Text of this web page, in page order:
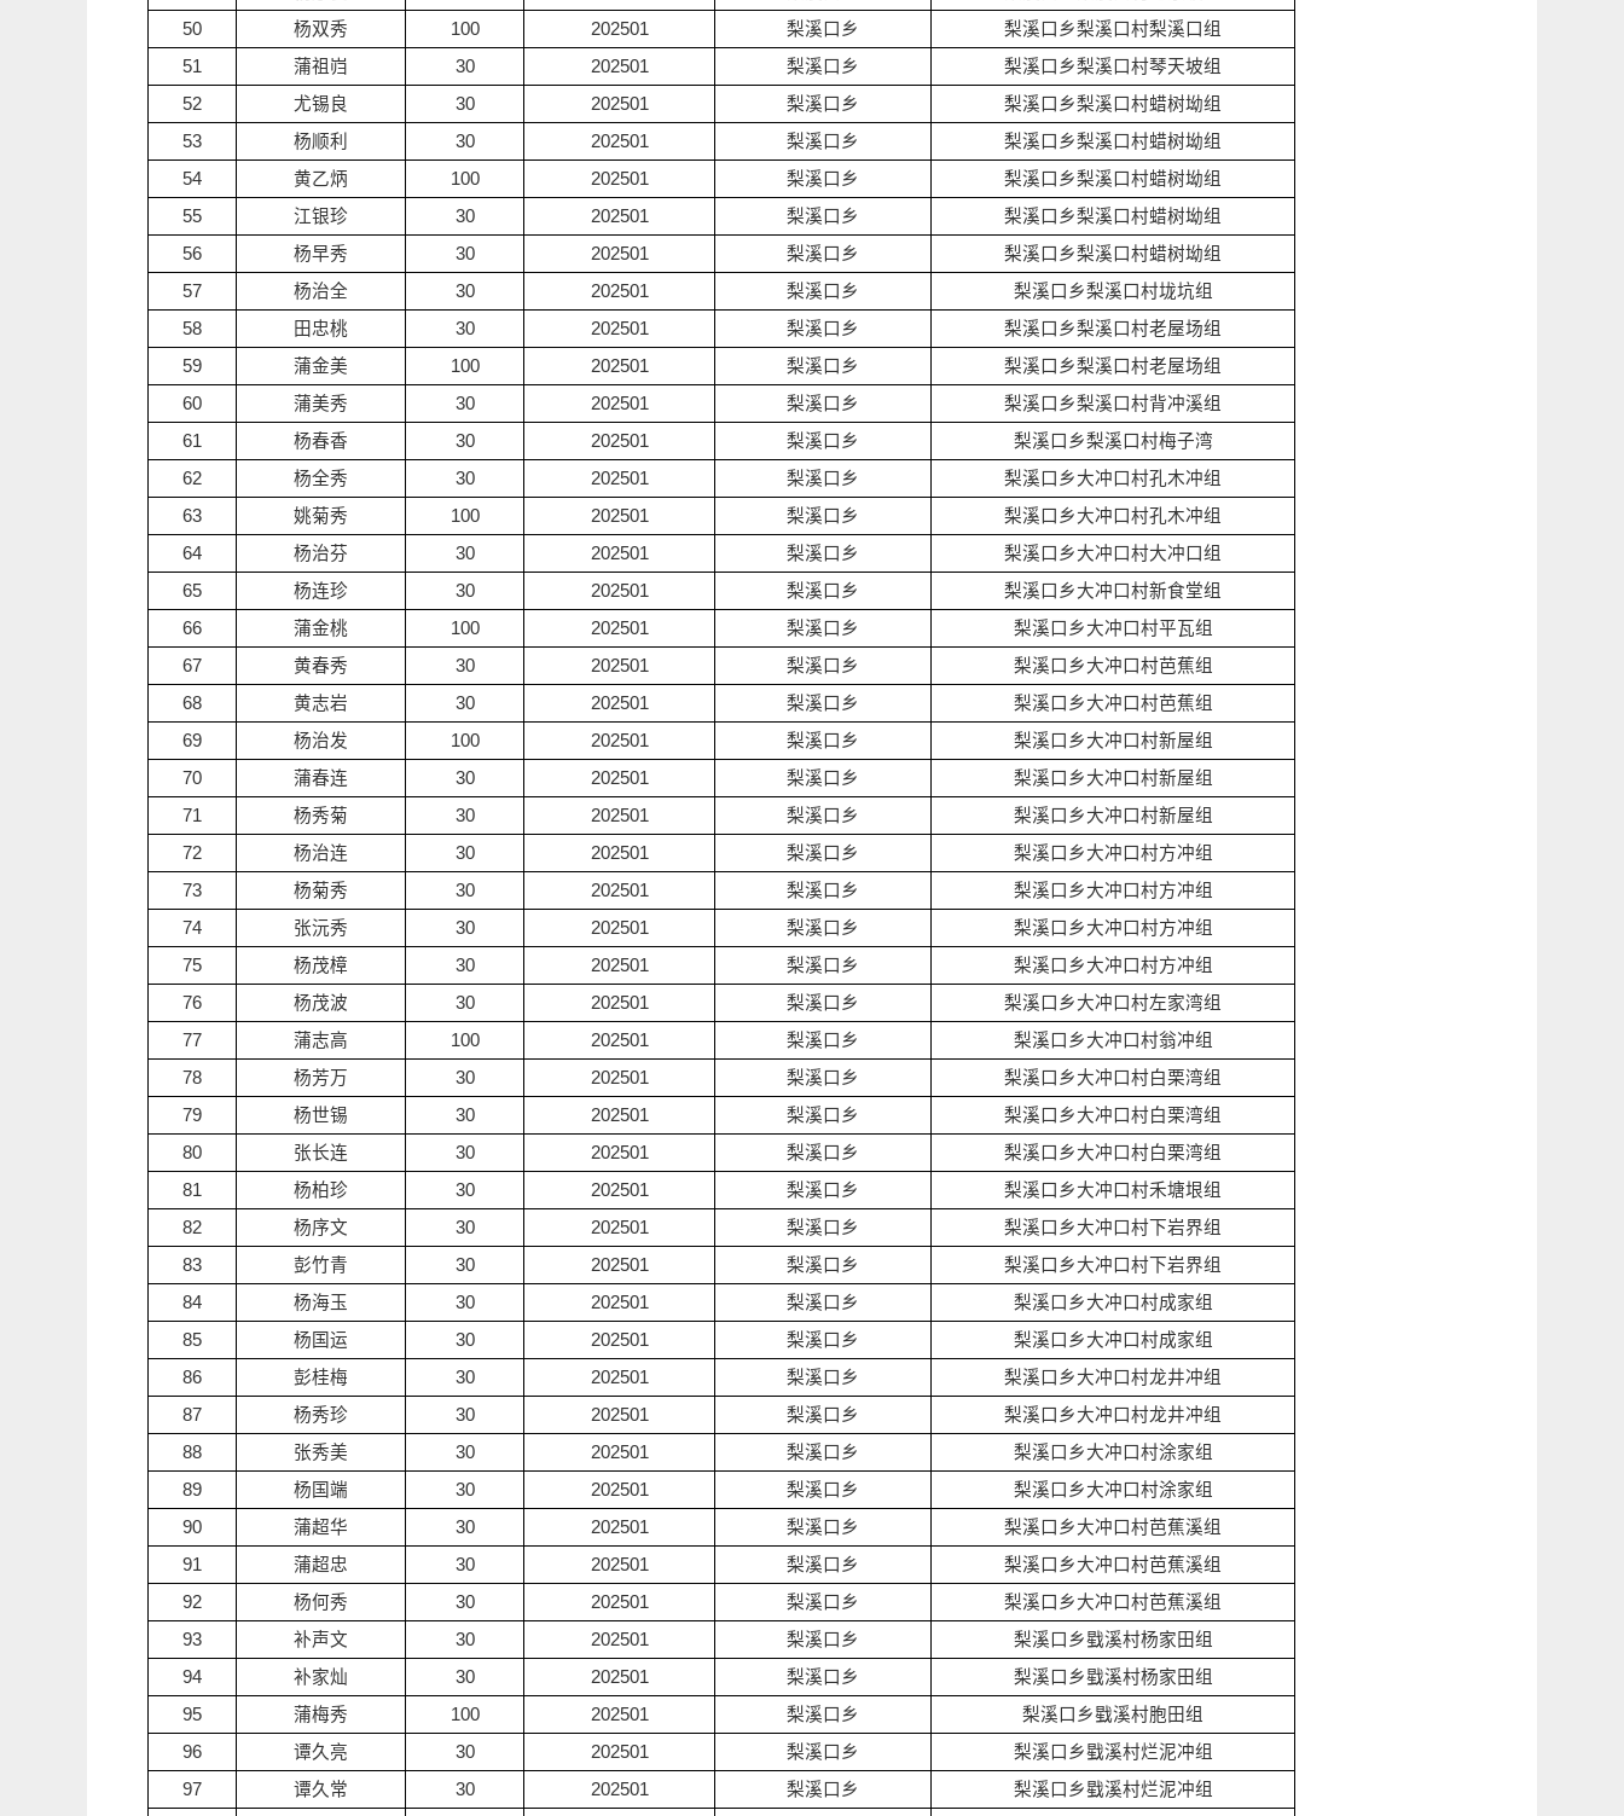
50
杨双秀 100 202501 梨溪口乡
梨溪口乡梨溪口村梨溪口组
51
蒲祖岿 30 202501 梨溪口乡
梨溪口乡梨溪口村琴天坡组
52
尤锡良 30 202501 梨溪口乡
梨溪口乡梨溪口村蜡树坳组
53
杨顺利 30 202501 梨溪口乡
梨溪口乡梨溪口村蜡树坳组
54
黄乙炳 100 202501 梨溪口乡
梨溪口乡梨溪口村蜡树坳组
55
江银珍 30 202501 梨溪口乡
梨溪口乡梨溪口村蜡树坳组
56
杨早秀 30 202501 梨溪口乡
梨溪口乡梨溪口村蜡树坳组
57
杨治全 30 202501 梨溪口乡
梨溪口乡梨溪口村垅坑组
58
田忠桃 30 202501 梨溪口乡
梨溪口乡梨溪口村老屋场组
59
蒲金美 100 202501 梨溪口乡
梨溪口乡梨溪口村老屋场组
60
蒲美秀 30 202501 梨溪口乡
梨溪口乡梨溪口村背冲溪组
61
杨春香 30 202501 梨溪口乡
梨溪口乡梨溪口村梅子湾
62
杨全秀 30 202501 梨溪口乡
梨溪口乡大冲口村孔木冲组
63
姚菊秀 100 202501 梨溪口乡
梨溪口乡大冲口村孔木冲组
64
杨治芬 30 202501 梨溪口乡
梨溪口乡大冲口村大冲口组
65
杨连珍 30 202501 梨溪口乡
梨溪口乡大冲口村新食堂组
66
蒲金桃 100 202501 梨溪口乡
梨溪口乡大冲口村平瓦组
67
黄春秀 30 202501 梨溪口乡
梨溪口乡大冲口村芭蕉组
68
黄志岩 30 202501 梨溪口乡
梨溪口乡大冲口村芭蕉组
69
杨治发 100 202501 梨溪口乡
梨溪口乡大冲口村新屋组
70
蒲春连 30 202501 梨溪口乡
梨溪口乡大冲口村新屋组
71
杨秀菊 30 202501 梨溪口乡
梨溪口乡大冲口村新屋组
72
杨治连 30 202501 梨溪口乡
梨溪口乡大冲口村方冲组
73
杨菊秀 30 202501 梨溪口乡
梨溪口乡大冲口村方冲组
74
张沅秀 30 202501 梨溪口乡
梨溪口乡大冲口村方冲组
75
杨茂樟 30 202501 梨溪口乡
梨溪口乡大冲口村方冲组
76
杨茂波 30 202501 梨溪口乡
梨溪口乡大冲口村左家湾组
77
蒲志高 100 202501 梨溪口乡
梨溪口乡大冲口村翁冲组
78
杨芳万 30 202501 梨溪口乡
梨溪口乡大冲口村白栗湾组
79
杨世锡 30 202501 梨溪口乡
梨溪口乡大冲口村白栗湾组
80
张长连 30 202501 梨溪口乡
梨溪口乡大冲口村白栗湾组
81
杨柏珍 30 202501 梨溪口乡
梨溪口乡大冲口村禾塘垠组
82
杨序文 30 202501 梨溪口乡
梨溪口乡大冲口村下岩界组
83
彭竹青 30 202501 梨溪口乡
梨溪口乡大冲口村下岩界组
84
杨海玉 30 202501 梨溪口乡
梨溪口乡大冲口村成家组
85
杨国运 30 202501 梨溪口乡
梨溪口乡大冲口村成家组
86
彭桂梅 30 202501 梨溪口乡
梨溪口乡大冲口村龙井冲组
87
杨秀珍 30 202501 梨溪口乡
梨溪口乡大冲口村龙井冲组
88
张秀美 30 202501 梨溪口乡
梨溪口乡大冲口村涂家组
89
杨国端 30 202501 梨溪口乡
梨溪口乡大冲口村涂家组
90
蒲超华 30 202501 梨溪口乡
梨溪口乡大冲口村芭蕉溪组
91
蒲超忠 30 202501 梨溪口乡
梨溪口乡大冲口村芭蕉溪组
92
杨何秀 30 202501 梨溪口乡
梨溪口乡大冲口村芭蕉溪组
93
补声文 30 202501 梨溪口乡
梨溪口乡戥溪村杨家田组
94
补家灿 30 202501 梨溪口乡
梨溪口乡戥溪村杨家田组
95
蒲梅秀 100 202501 梨溪口乡
梨溪口乡戥溪村胞田组
96
谭久亮 30 202501 梨溪口乡
梨溪口乡戥溪村烂泥冲组
97
谭久常 30 202501 梨溪口乡 梨溪口乡戥溪村烂泥冲组